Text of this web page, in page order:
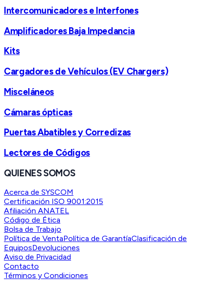
Intercomunicadores e Interfones
Amplificadores Baja Impedancia
Kits
Cargadores de Vehículos (EV Chargers)
Misceláneos
Cámaras ópticas
Puertas Abatibles y Corredizas
Lectores de Códigos
QUIENES SOMOS
Acerca de SYSCOM
Certificación ISO 9001:2015
Afiliación ANATEL
Código de Ética
Bolsa de Trabajo
Política de VentaPolítica de GarantíaClasificación de
EquiposDevoluciones
Aviso de Privacidad
Contacto
Términos y Condiciones